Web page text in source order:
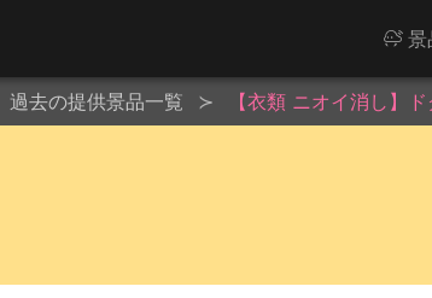
景
過去の提供景品一覧 【衣類 ニオイ消し】